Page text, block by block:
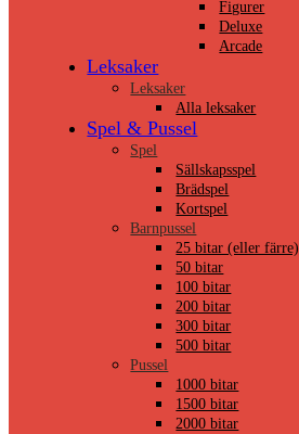
Figurer
Deluxe
Arcade
Leksaker
Leksaker
Alla leksaker
Spel & Pussel
Spel
Sällskapsspel
Brädspel
Kortspel
Barnpussel
25 bitar (eller färre)
50 bitar
100 bitar
200 bitar
300 bitar
500 bitar
Pussel
1000 bitar
1500 bitar
2000 bitar